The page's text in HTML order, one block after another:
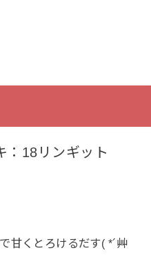
：18リンギット
甘くとろけるだす( *´艸